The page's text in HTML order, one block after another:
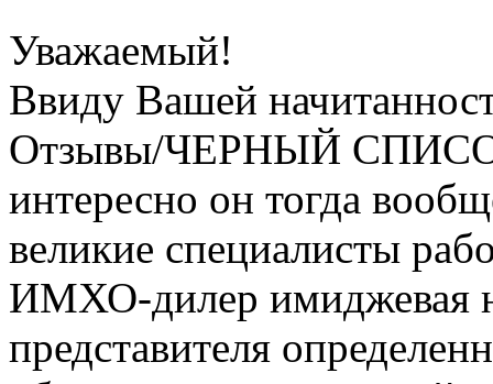
Уважаемый!
Ввиду Вашей
Отзывы/ЧЕРНЫЙ
интересно он тогда
великие специалисты
ИМХО-дилер имиджевая
представителя